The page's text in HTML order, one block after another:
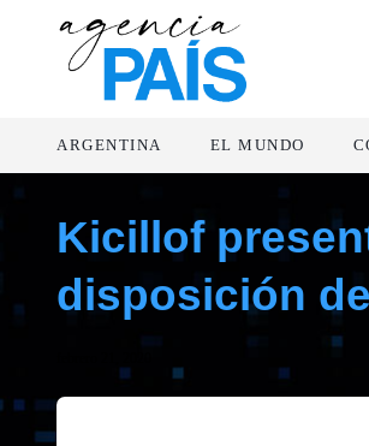
ARGENTINA EL MUNDO
Kicillof
disposición